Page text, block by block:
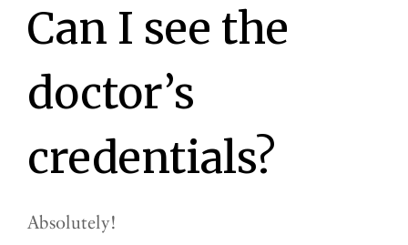
Can I see the
doctor’s
credentials?
Absolutely!